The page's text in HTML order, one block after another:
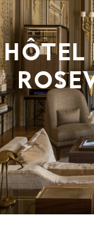
HÔTEL